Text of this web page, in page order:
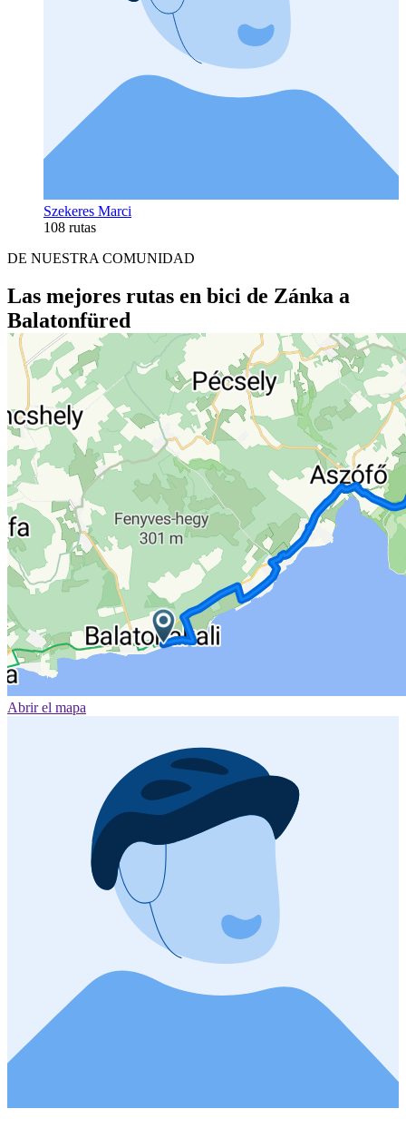
Szekeres Marci
108 rutas
DE NUESTRA COMUNIDAD
Las mejores rutas en bici de Zánka a
Balatonfüred
Abrir el mapa